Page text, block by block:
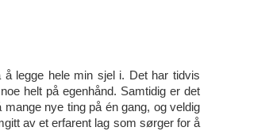
legge hele min sjel i. Det har tidvis
helt på egenhånd. Samtidig er det
nye ting på én gang, og veldig
av et erfarent lag som sørger for å